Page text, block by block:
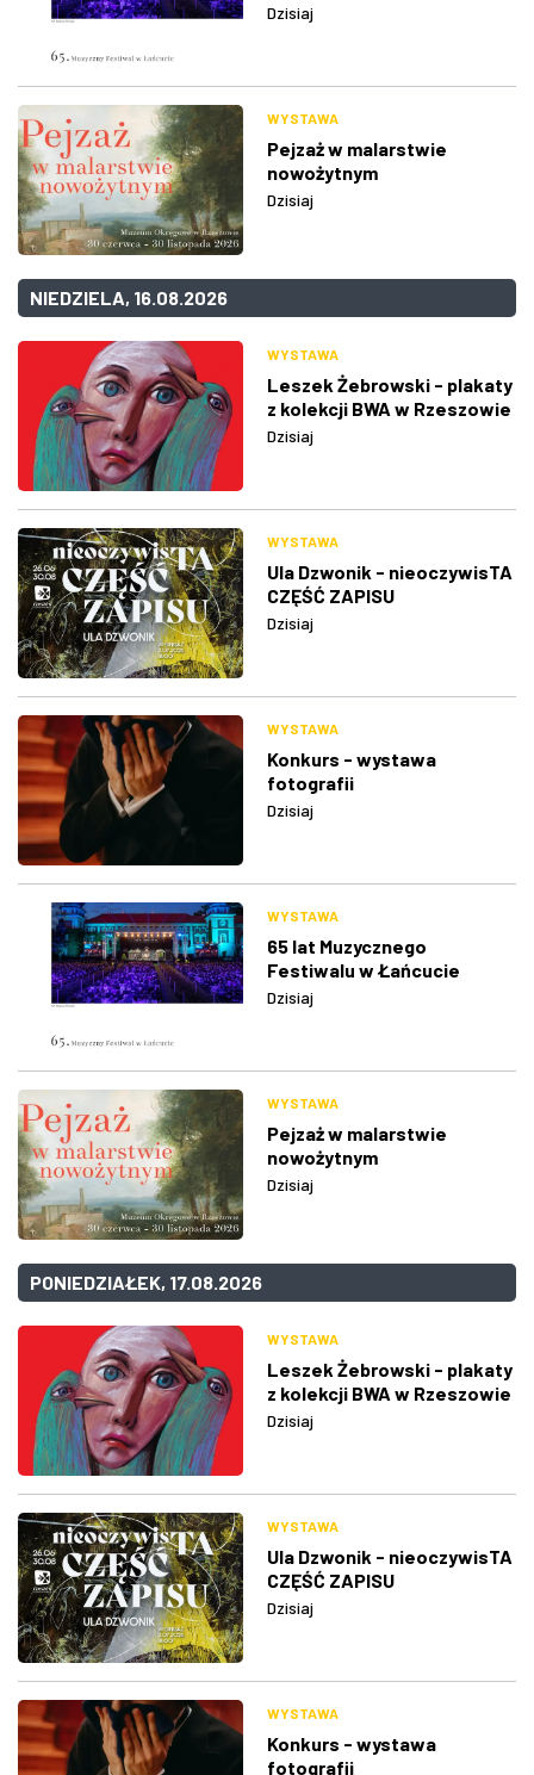
Dzisiaj
WYSTAWA
Pejzaż w malarstwie
nowożytnym
Dzisiaj
NIEDZIELA, 16.08.2026
WYSTAWA
Leszek Żebrowski - plakaty
z kolekcji BWA w Rzeszowie
Dzisiaj
WYSTAWA
Ula Dzwonik - nieoczywisTA
CZĘŚĆ ZAPISU
Dzisiaj
WYSTAWA
Konkurs - wystawa
fotografii
Dzisiaj
WYSTAWA
65 lat Muzycznego
Festiwalu w Łańcucie
Dzisiaj
WYSTAWA
Pejzaż w malarstwie
nowożytnym
Dzisiaj
PONIEDZIAŁEK, 17.08.2026
WYSTAWA
Leszek Żebrowski - plakaty
z kolekcji BWA w Rzeszowie
Dzisiaj
WYSTAWA
Ula Dzwonik - nieoczywisTA
CZĘŚĆ ZAPISU
Dzisiaj
WYSTAWA
Konkurs - wystawa
fotografii